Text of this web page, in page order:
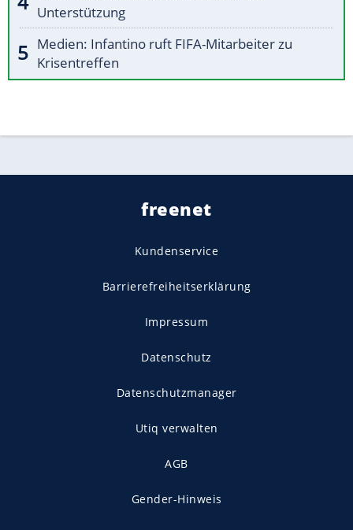
Unterstützung
Medien: Infantino ruft FIFA-Mitarbeiter zu
Krisentreffen
freenet
Kundenservice
Barrierefreiheitserklärung
Impressum
Datenschutz
Datenschutzmanager
Utiq verwalten
AGB
Gender-Hinweis